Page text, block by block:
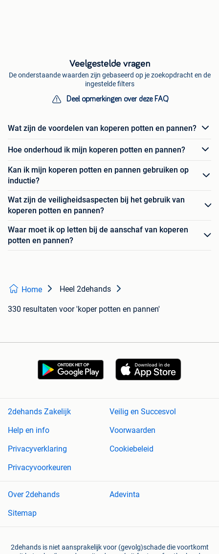
Veelgestelde vragen
De onderstaande waarden zijn gebaseerd op je zoekopdracht en de
ingestelde filters
Deel opmerkingen over deze FAQ
Wat zijn de voordelen van koperen potten en pannen?
Hoe onderhoud ik mijn koperen potten en pannen?
Kan ik mijn koperen potten en pannen gebruiken op
inductie?
Wat zijn de veiligheidsaspecten bij het gebruik van
koperen potten en pannen?
Waar moet ik op letten bij de aanschaf van koperen
potten en pannen?
Home Heel 2dehands
330 resultaten voor 'koper potten en pannen'
2dehands Zakelijk
Veilig en Succesvol
Help en info
Voorwaarden
Privacyverklaring
Cookiebeleid
Privacyvoorkeuren
Over 2dehands
Adevinta
Sitemap
2dehands is niet aansprakelijk voor (gevolg)schade die voortkomt